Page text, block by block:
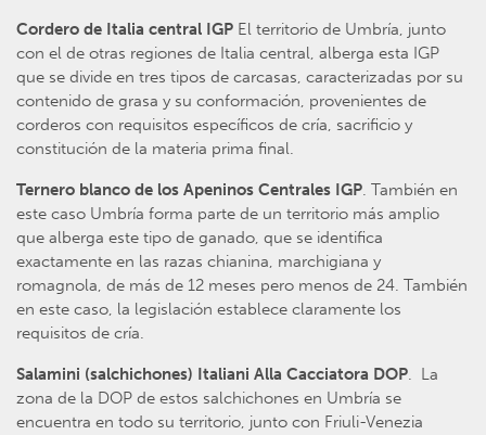
Cordero de Italia central IGP El territorio de Umbría, junto
con el de otras regiones de Italia central, alberga esta IGP
que se divide en tres tipos de carcasas, caracterizadas por su
contenido de grasa y su conformación, provenientes de
corderos con requisitos específicos de cría, sacrificio y
constitución de la materia prima final.
Ternero blanco de los Apeninos Centrales IGP. También en
este caso Umbría forma parte de un territorio más amplio
que alberga este tipo de ganado, que se identifica
exactamente en las razas chianina, marchigiana y
romagnola, de más de 12 meses pero menos de 24. También
en este caso, la legislación establece claramente los
requisitos de cría.
Salamini (salchichones) Italiani Alla Cacciatora DOP. La
zona de la DOP de estos salchichones en Umbría se
encuentra en todo su territorio, junto con Friuli-Venezia